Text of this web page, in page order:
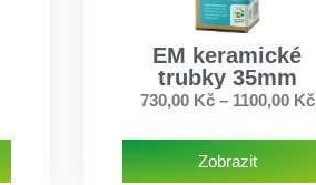
EM keramické
trubky 35mm
730,00 Kč – 1100,00 Kč
Zobrazit